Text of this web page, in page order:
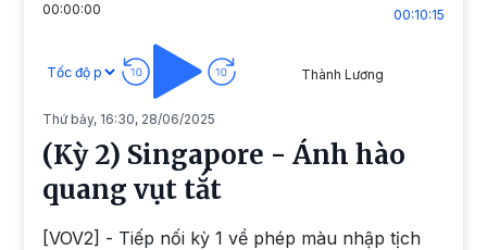
00:00:00 00:10:15
Thành Lương
Thứ bảy, 16:30, 28/06/2025
(Kỳ 2) Singapore - Ánh hào
quang vụt tắt
[VOV2] - Tiếp nối kỳ 1 về phép màu nhập tịch